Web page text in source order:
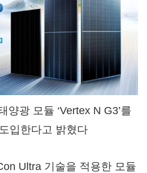
양광 모듈 ‘Vertex N G3’를
입한다고 밝혔다
Ultra 기술을 적용한 모듈